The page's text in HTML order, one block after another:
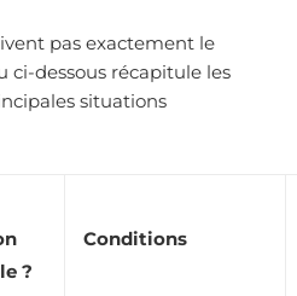
pas exactement le
ci-dessous récapitule les
situations
?
Conditions